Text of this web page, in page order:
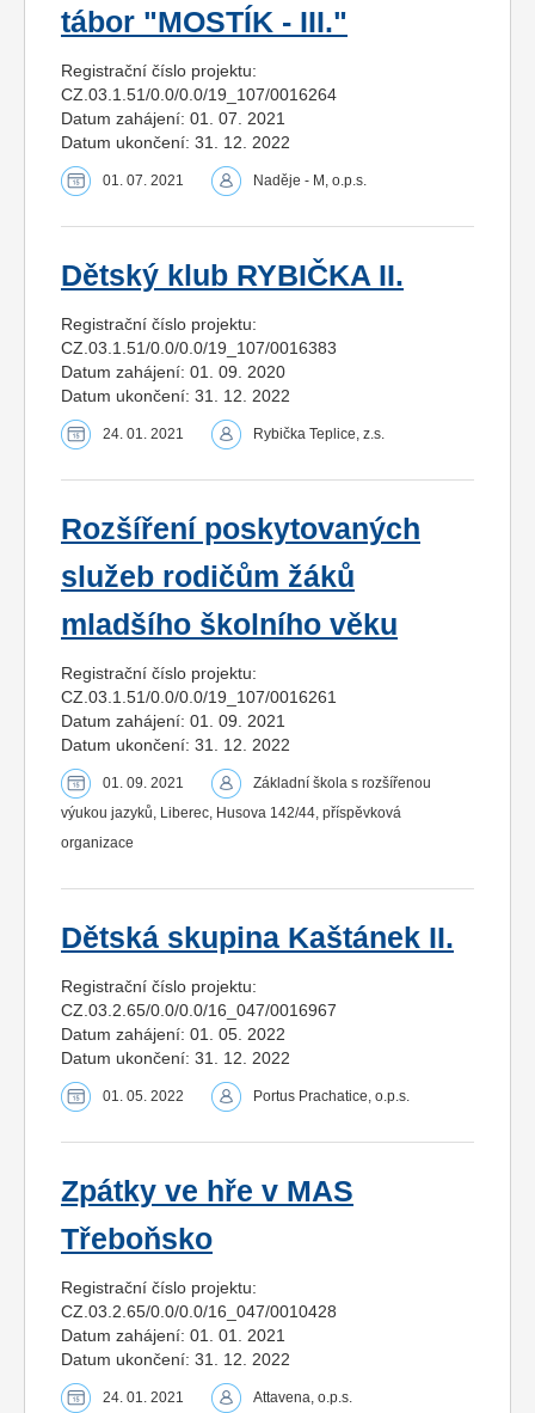
tábor "MOSTÍK - III."
Registrační číslo projektu:
CZ.03.1.51/0.0/0.0/19_107/0016264
Datum zahájení: 01. 07. 2021
Datum ukončení: 31. 12. 2022
01. 07. 2021 Naděje - M, o.p.s.
Dětský klub RYBIČKA II.
Registrační číslo projektu:
CZ.03.1.51/0.0/0.0/19_107/0016383
Datum zahájení: 01. 09. 2020
Datum ukončení: 31. 12. 2022
24. 01. 2021 Rybička Teplice, z.s.
Rozšíření poskytovaných
služeb rodičům žáků
mladšího školního věku
Registrační číslo projektu:
CZ.03.1.51/0.0/0.0/19_107/0016261
Datum zahájení: 01. 09. 2021
Datum ukončení: 31. 12. 2022
01. 09. 2021
Základní škola s rozšířenou
výukou jazyků, Liberec, Husova 142/44, příspěvková
organizace
Dětská skupina Kaštánek II.
Registrační číslo projektu:
CZ.03.2.65/0.0/0.0/16_047/0016967
Datum zahájení: 01. 05. 2022
Datum ukončení: 31. 12. 2022
01. 05. 2022 Portus Prachatice, o.p.s.
Zpátky ve hře v MAS
Třeboňsko
Registrační číslo projektu:
CZ.03.2.65/0.0/0.0/16_047/0010428
Datum zahájení: 01. 01. 2021
Datum ukončení: 31. 12. 2022
24. 01. 2021 Attavena, o.p.s.